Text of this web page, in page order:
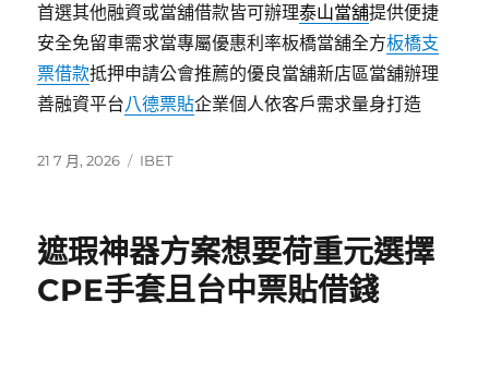
首選其他融資或當舖借款皆可辦理泰山當舖提供便捷
安全免留車需求當專屬優惠利率板橋當舖全方板橋支
票借款抵押申請公會推薦的優良當舖新店區當舖辦理
善融資平台八德票貼企業個人依客戶需求量身打造
發
21 7 月, 2026
分
IBET
遮瑕神器方案想要荷重元選擇
CPE手套且台中票貼借錢